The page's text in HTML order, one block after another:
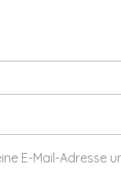
E-Mail-Adresse